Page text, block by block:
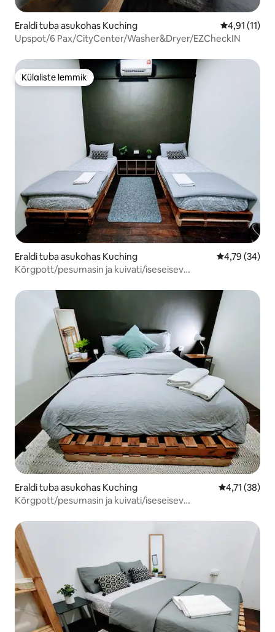
Eraldi tuba asukohas Kuching Keskmine
4,91 (11)
Upspot/6 Pax/CityCenter/Washer&Dryer/EZCheckIN
Külaliste lemmik
Külaliste lemmik
Eraldi tuba asukohas Kuching Keskmine
4,79 (34)
Kõrgpott/pesumasin ja kuivati/iseseisev
Eraldi tuba asukohas Kuching Keskmine
4,71 (38)
Kõrgpott/pesumasin ja kuivati/iseseisev